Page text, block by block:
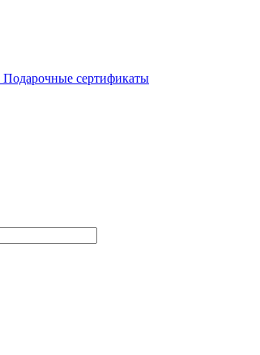
Подарочные сертификаты